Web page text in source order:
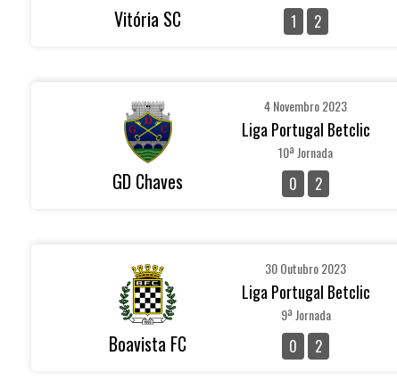
Vitória SC 1 2
GD Chaves
4 Novembro 2023
Liga Portugal Betclic
10ª Jornada
0 2
Boavista FC
30 Outubro 2023
Liga Portugal Betclic
9ª Jornada
0 2